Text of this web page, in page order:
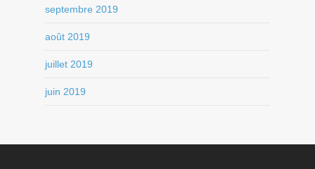
septembre 2019
août 2019
juillet 2019
juin 2019